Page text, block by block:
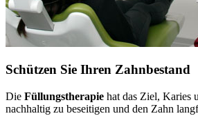
Schützen Sie Ihren Zahnbestand
Die Füllungstherapie hat das Ziel, Karies
nachhaltig zu beseitigen und den Zahn